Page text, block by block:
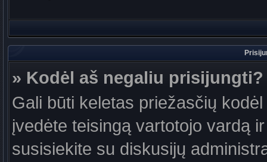
» Kodėl aš negaliu prisijungti?
Gali būti keletas priežasčių
įvedėte teisingą vartotojo vardą
susisiekite su diskusijų